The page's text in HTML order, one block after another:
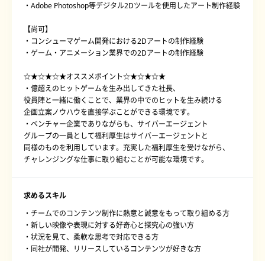
・Adobe Photoshop等デジタル2Dツールを使用したアート制作経験
【尚可】
・コンシューマゲーム開発における2Dアートの制作経験
・ゲーム・アニメーション業界での2Dアートの制作経験
☆★☆★☆★オススメポイント☆★☆★☆★
・億超えのヒットゲームを生み出してきた社長、
役員陣と一緒に働くことで、業界の中でのヒットを生み続ける
企画立案ノウハウを直接学ぶことができる環境です。
・ベンチャー企業でありながらも、サイバーエージェント
グループの一員として福利厚生はサイバーエージェントと
同様のものを利用しています。充実した福利厚生を受けながら、
チャレンジングな仕事に取り組むことが可能な環境です。
求めるスキル
・チームでのコンテンツ制作に熱意と誠意をもって取り組める方
・新しい映像や表現に対する好奇心と探究心の強い方
・状況を見て、柔軟な思考で対応できる方
・同社が開発、リリースしているコンテンツが好きな方